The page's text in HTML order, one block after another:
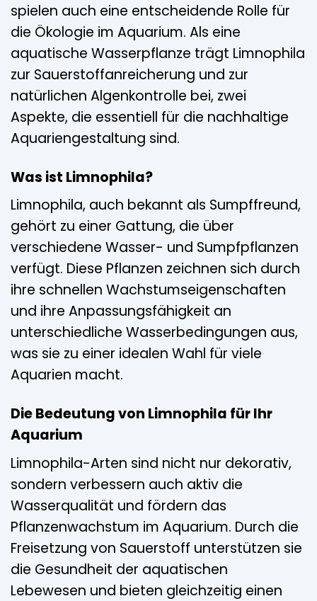
spielen auch eine entscheidende Rolle für
die Ökologie im Aquarium. Als eine
aquatische Wasserpflanze trägt Limnophila
zur Sauerstoffanreicherung und zur
natürlichen Algenkontrolle bei, zwei
Aspekte, die essentiell für die nachhaltige
Aquariengestaltung sind.
Was ist Limnophila?
Limnophila, auch bekannt als Sumpffreund,
gehört zu einer Gattung, die über
verschiedene Wasser- und Sumpfpflanzen
verfügt. Diese Pflanzen zeichnen sich durch
ihre schnellen Wachstumseigenschaften
und ihre Anpassungsfähigkeit an
unterschiedliche Wasserbedingungen aus,
was sie zu einer idealen Wahl für viele
Aquarien macht.
Die Bedeutung von Limnophila für Ihr
Aquarium
Limnophila-Arten sind nicht nur dekorativ,
sondern verbessern auch aktiv die
Wasserqualität und fördern das
Pflanzenwachstum im Aquarium. Durch die
Freisetzung von Sauerstoff unterstützen sie
die Gesundheit der aquatischen
Lebewesen und bieten gleichzeitig einen